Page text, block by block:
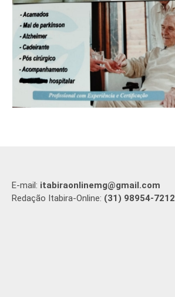
E-mail: itabiraonlinemg@gmail.com
Redação Itabira-Online: (31) 98954-7212